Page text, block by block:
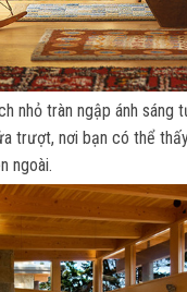
nhỏ tràn ngập ánh sáng
trượt, nơi bạn có thể
ngoài.